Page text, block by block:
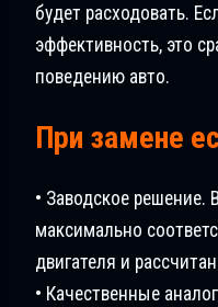
будет расходовать.
эффективность, это
поведению авто.
При замене
• Заводское решение.
максимально
двигателя и
• Качественные